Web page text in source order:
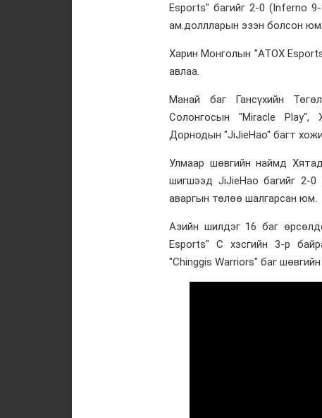
Esports" багийг 2-0 (Inferno
ам.доллларын эзэн болсон юм.
Харин Монголын "ATOX
авлаа.
Манай баг Гансүхийн
Солонгосын "Miracle Play",
Дорнодын "JiJieHao" багт
Улмаар шөвгийн наймд
шигшээд JiJieHao багийг 2-
аваргын төлөө шалгарсан юм.
Азийн шилдэг 16 баг
Esports" С хэсгийн 3-р
"Chinggis Warriors" баг